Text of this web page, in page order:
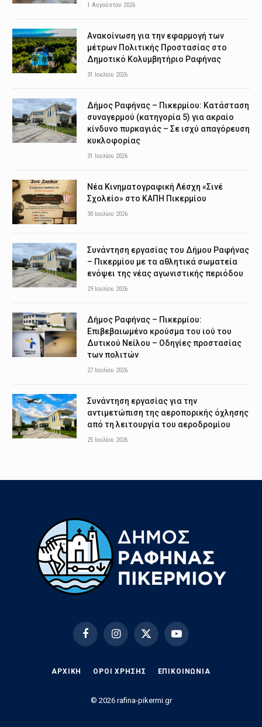
1 Αυγούστου 2026
Ανακοίνωση για την εφαρμογή των
μέτρων Πολιτικής Προστασίας στο
Δημοτικό Κολυμβητήριο Ραφήνας
31 Ιουλίου 2026
Δήμος Ραφήνας – Πικερμίου: Κατάσταση
συναγερμού (κατηγορία 5) για ακραίο
κίνδυνο πυρκαγιάς – Σε ισχύ απαγόρευση
κυκλοφορίας
31 Ιουλίου 2026
Νέα Κινηματογραφική Λέσχη «Σινέ
Σχολείο» στο ΚΑΠΗ Πικερμίου
30 Ιουλίου 2026
Συνάντηση εργασίας του Δήμου Ραφήνας
– Πικερμίου με τα αθλητικά σωματεία
ενόψει της νέας αγωνιστικής περιόδου
29 Ιουλίου 2026
Δήμος Ραφήνας – Πικερμίου:
Επιβεβαιωμένο κρούσμα του ιού του
Δυτικού Νείλου – Οδηγίες προστασίας
των πολιτών
27 Ιουλίου 2026
Συνάντηση εργασίας για την
αντιμετώπιση της αεροπορικής όχλησης
από τη λειτουργία του αεροδρομίου
25 Ιουλίου 2026
FacebookInstagramX
YouTube
ΑΡΧΙΚΗ ΟΡΟΙ ΧΡΗΣΗΣ EΠΙΚΟΙΝΩΝΊΑ
© 2026 rafina-pikermi.gr